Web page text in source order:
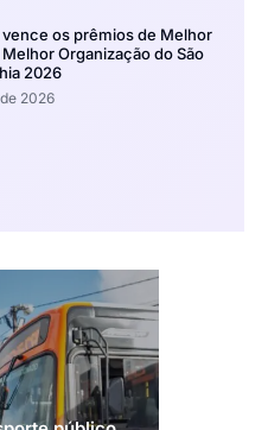
os prêmios de Melhor
Organização do São
2026
2026